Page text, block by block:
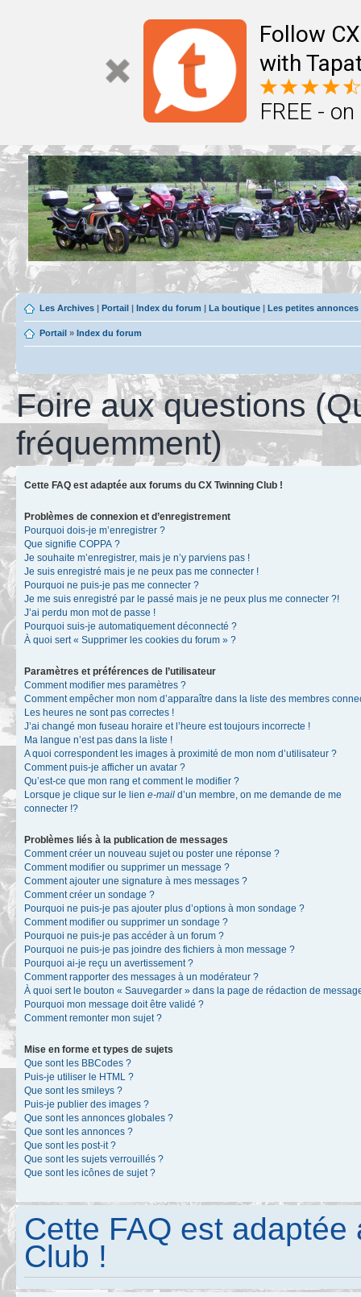
Follow
with
FREE -
Les Archives | Portail | Index du forum | La boutique | Les petites
Portail » Index du forum
Foire aux questions
fréquemment)
Cette FAQ est adaptée aux forums du CX Twinning Club !
Problèmes de connexion et d’enregistrement
Pourquoi dois-je m’enregistrer ?
Que signifie COPPA ?
Je souhaite m’enregistrer, mais je n’y parviens pas !
Je suis enregistré mais je ne peux pas me connecter !
Pourquoi ne puis-je pas me connecter ?
Je me suis enregistré par le passé mais je ne peux plus me connecter ?!
J’ai perdu mon mot de passe !
Pourquoi suis-je automatiquement déconnecté ?
À quoi sert « Supprimer les cookies du forum » ?
Paramètres et préférences de l’utilisateur
Comment modifier mes paramètres ?
Comment empêcher mon nom d’apparaître dans la liste des membres
Les heures ne sont pas correctes !
J’ai changé mon fuseau horaire et l’heure est toujours incorrecte !
Ma langue n’est pas dans la liste !
A quoi correspondent les images à proximité de mon nom d’utilisateur ?
Comment puis-je afficher un avatar ?
Qu’est-ce que mon rang et comment le modifier ?
Lorsque je clique sur le lien e-mail d’un membre, on me demande de me
connecter !?
Problèmes liés à la publication de messages
Comment créer un nouveau sujet ou poster une réponse ?
Comment modifier ou supprimer un message ?
Comment ajouter une signature à mes messages ?
Comment créer un sondage ?
Pourquoi ne puis-je pas ajouter plus d’options à mon sondage ?
Comment modifier ou supprimer un sondage ?
Pourquoi ne puis-je pas accéder à un forum ?
Pourquoi ne puis-je pas joindre des fichiers à mon message ?
Pourquoi ai-je reçu un avertissement ?
Comment rapporter des messages à un modérateur ?
À quoi sert le bouton « Sauvegarder » dans la page de rédaction de
Pourquoi mon message doit être validé ?
Comment remonter mon sujet ?
Mise en forme et types de sujets
Que sont les BBCodes ?
Puis-je utiliser le HTML ?
Que sont les smileys ?
Puis-je publier des images ?
Que sont les annonces globales ?
Que sont les annonces ?
Que sont les post-it ?
Que sont les sujets verrouillés ?
Que sont les icônes de sujet ?
Cette FAQ est
Club !